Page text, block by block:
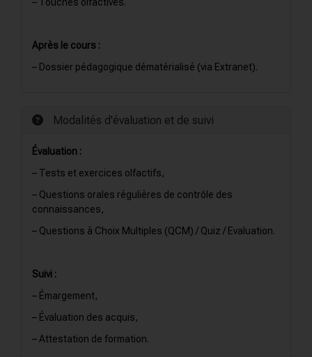
Après le cours :
– Dossier pédagogique dématérialisé (via Extranet).
Modalités d'évaluation et de suivi
Évaluation :
– Tests et exercices olfactifs,
– Questions orales régulières de contrôle des
connaissances,
– Questions à Choix Multiples (QCM) / Quiz / Evaluation.
Suivi :
– Émargement,
– Évaluation des acquis,
– Attestation de formation.